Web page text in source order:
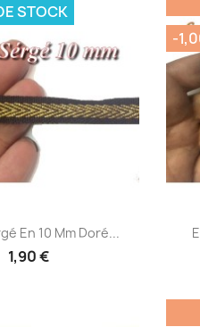
rapide
En 10 Mm Doré...
1,90 €
STOCK
-